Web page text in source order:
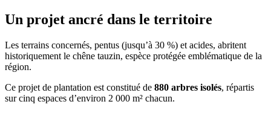
Un projet ancré dans le territoire
Les terrains concernés, pentus (jusqu’à 30 %) et acides, abritent
historiquement le chêne tauzin, espèce protégée emblématique de la
région.
Ce projet de plantation est constitué de 880 arbres isolés, répartis
sur cinq espaces d’environ 2 000 m² chacun.